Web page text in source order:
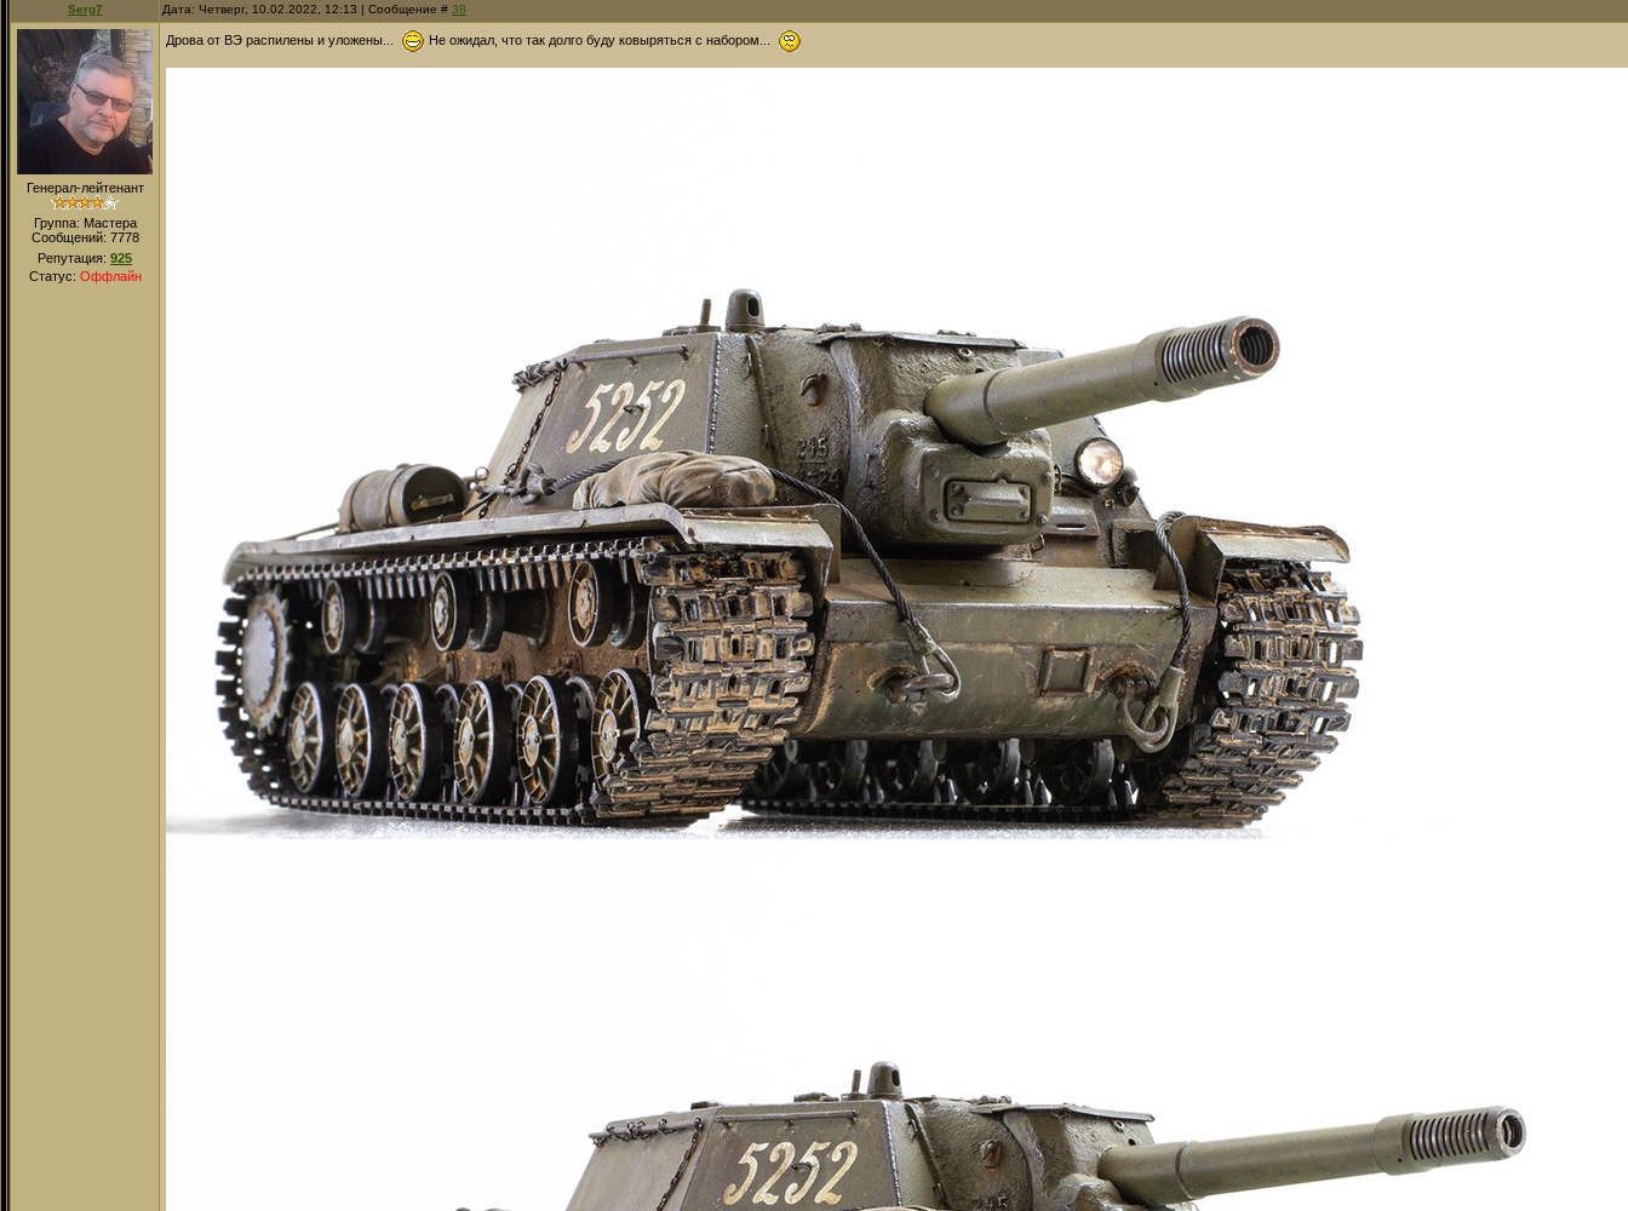
Serg7 Дата: Четверг, 10.02.2022, 12:13 | Сообщение # 38
Генерал-лейтенант
Группа: Мастера
Сообщений: 7778
Репутация: 925
Статус: Оффлайн
Дрова от ВЭ распилены и уложены... Не ожидал, что так долго буду ковыряться с набором...